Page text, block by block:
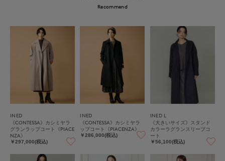
Recommend
INED
《CONTESSA》カシミヤラ
グランラップコート《PIACE
NZA》
￥297,000(税込)
INED
《CONTESSA》カシミヤラ
ップコート《PIACENZA》
￥286,000(税込)
INED L
《大きいサイズ》スタンド
カラーラグランスリーブコ
ート
￥56,100(税込)